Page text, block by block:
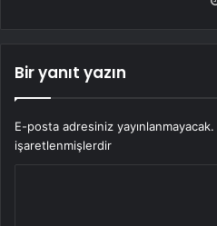
Bir yanıt yazın
E-posta adresiniz yayınlanmayacak.
işaretlenmişlerdir